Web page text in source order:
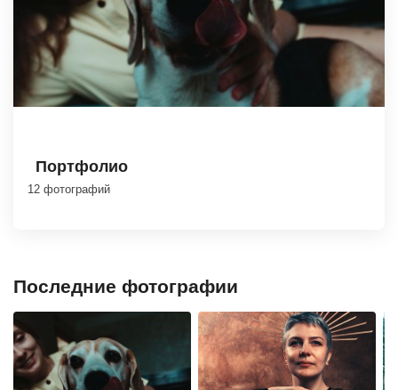
Портфолио
12 фотографий
Последние фотографии